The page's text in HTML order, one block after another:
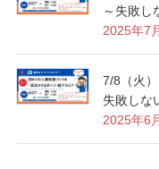
～失敗し
2025年7
7/8（火
失敗しな
2025年6